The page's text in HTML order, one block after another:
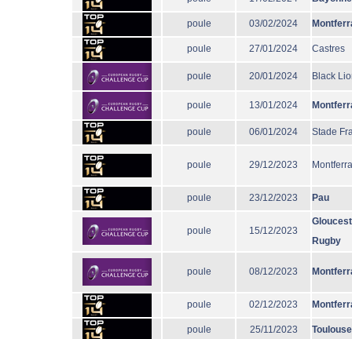
poule 03/02/2024
poule 27/01/2024 Castres
poule 20/01/2024 Black
poule 13/01/2024
poule 06/01/2024 Stade
poule 29/12/2023
poule 23/12/2023 Pau
poule 15/12/2023
Rugby
poule 08/12/2023
poule 02/12/2023
poule 25/11/2023 Toulouse